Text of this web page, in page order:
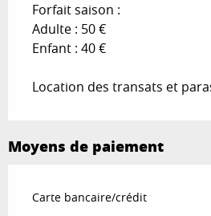
Forfait saison :
Adulte : 50 €
Enfant : 40 €
Location des transats et
Moyens de paiement
Carte bancaire/crédit